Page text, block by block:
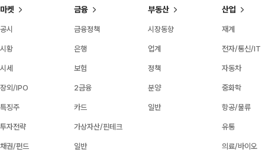
마켓
공시
시황
시세
장외/IPO
특징주
투자전략
채권/펀드
금융
금융정책
은행
보험
2금융
카드
가상자산/핀테크
일반
부동산
시장동향
업계
정책
분양
일반
산업
재계
전자/통신/IT
자동차
중화학
항공/물류
유통
의료/바이오